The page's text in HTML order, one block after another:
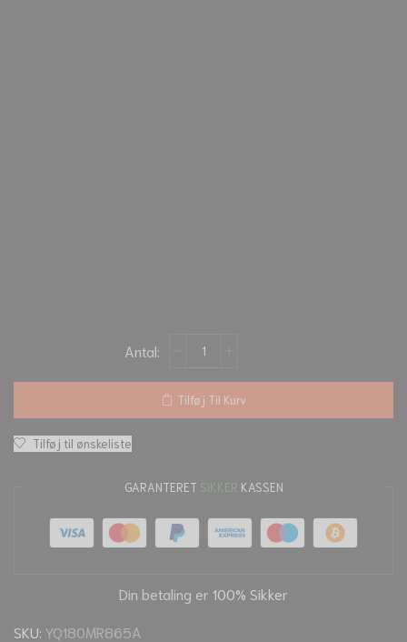
Tilføj Til Kurv
Tilføj til ønskeliste
GARANTERET SIKKER KASSEN
Din betaling er 100% Sikker
SKU: YQ180MR865A